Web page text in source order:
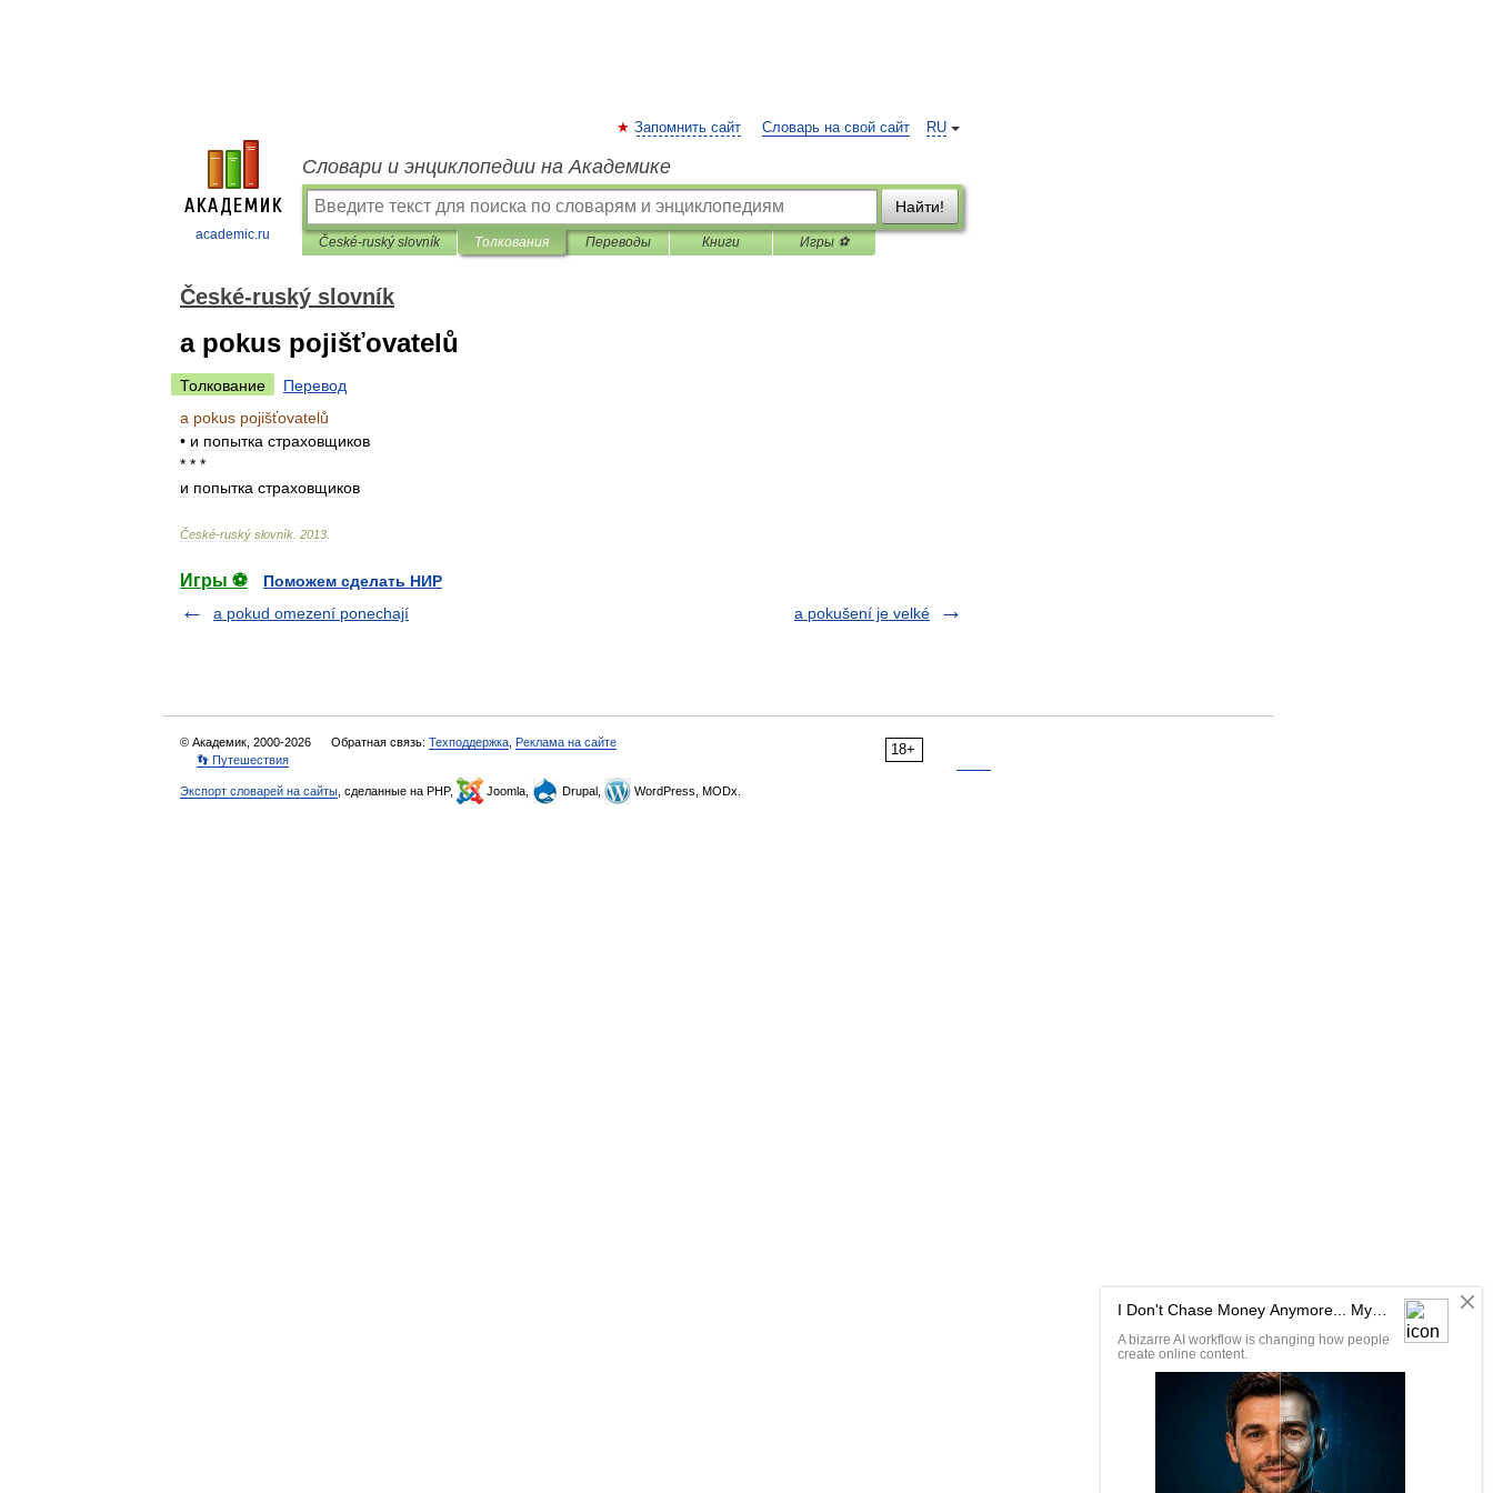
academic.ru
RU
Запомнить сайт Словарь на свой сайт
Словари и энциклопедии на Академике
Найти!
České-ruský slovník Толкования Переводы Книги Игры ⚽
České-ruský slovník
a pokus pojišťovatelů
Толкование
Перевод
a pokus pojišťovatelů
• и попытка страховщиков
* * *
и попытка страховщиков
České-ruský slovník 2013
Игры ⚽
Поможем сделать НИР
a pokud omezení ponechají
a pokušení je velké
18+
© Академик, 2000-2026 Обратная связь: Техподдержка Реклама на сайте
👣 Путешествия
Экспорт словарей на сайты , сделанные на PHP, Joomla, Drupal, WordPress, MODx.